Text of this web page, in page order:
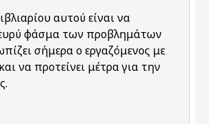
αυτού είναι να
ευρύ φάσμα των προβλημάτων
σήμερα ο εργαζόμενος με
να προτείνει μέτρα για την